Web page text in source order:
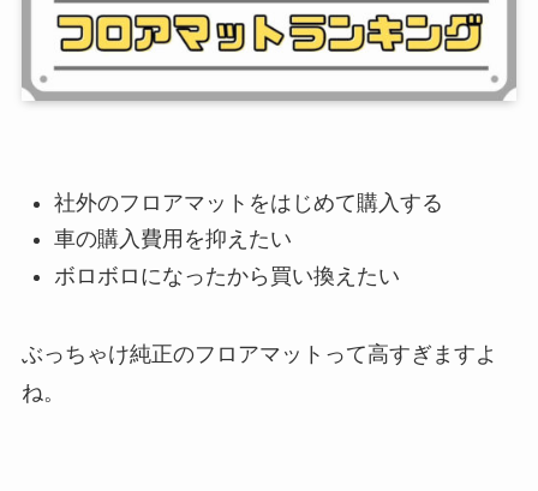
社外のフロアマットをはじめて購入する
車の購入費用を抑えたい
ボロボロになったから買い換えたい
ぶっちゃけ純正のフロアマットって高すぎますよ
ね。